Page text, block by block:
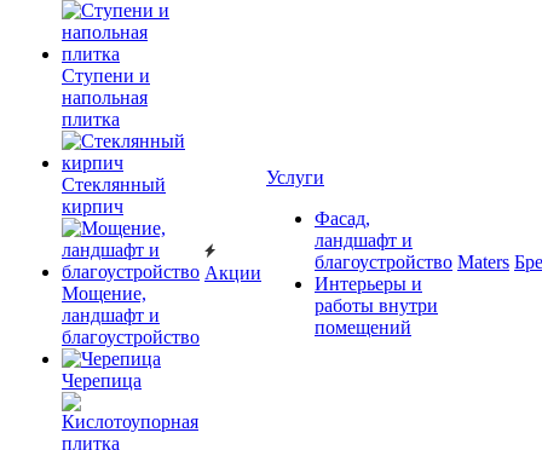
Ступени и
напольная
плитка
Cтеклянный
кирпич
Мощение,
ландшафт и
благоустройство
Черепица
Акции
Услуги
Фасад,
ландшафт и
благоустройство
Интерьеры и
работы внутри
помещений
Maters